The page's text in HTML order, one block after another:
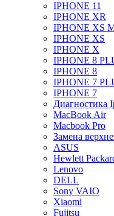
IPHONE 11
IPHONE XR
IPHONE XS
IPHONE XS
IPHONE X
IPHONE 8
IPHONE 8
IPHONE 7
IPHONE 7
Диагностика
MacBook Air
Macbook Pro
Замена
ASUS
Hewlett
Lenovo
DELL
Sony VAIO
Xiaomi
Fujitsu